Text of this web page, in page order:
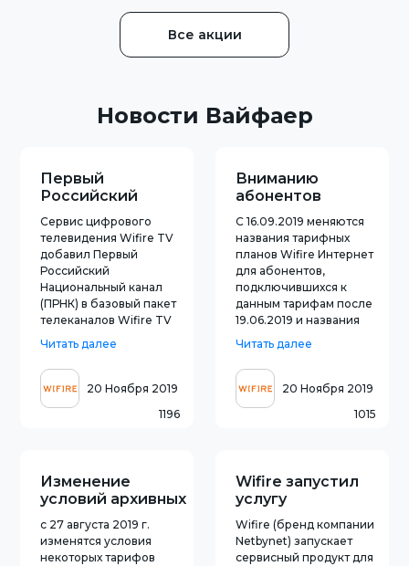
Все акции
Новости Вайфаер
Первый
Российский
Национальный
канал на Wifire TV
Сервис цифрового
телевидения Wifire TV
добавил Первый
Российский
Национальный канал
(ПРНК) в базовый пакет
телеканалов Wifire TV
120+ UHD.
Общественно-
политический канал
ПРНК, рассказывающий
о народах, регионах и
межнациональны
Читать далее
20 Ноября 2019
1196
Вниманию
абонентов
С 16.09.2019 меняются
названия тарифных
планов Wifire Интернет
для абонентов,
подключившихся к
данным тарифам после
19.06.2019 и названия
тарифных планов
«Выгода года» для
абонентов,
подключившихся после
15.08.2019. Цены и
параметры тарифных
Wifire
Читать далее
20 Ноября 2019
1015
Изменение
условий архивных
тарифов
с 27 августа 2019 г.
изменятся условия
некоторых тарифов
Wifire запустил
услугу
«Домофон» в
Белгороде и Ста
Wifire (бренд компании
Netbynet) запускает
сервисный продукт для